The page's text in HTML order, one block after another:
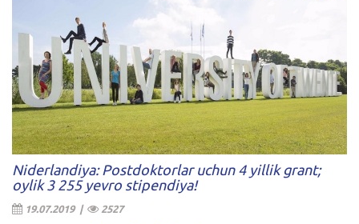
Niderlandiya: Postdoktorlar uchun 4 yillik grant;
oylik 3 255 yevro stipendiya!
19.07.2019 | 2527